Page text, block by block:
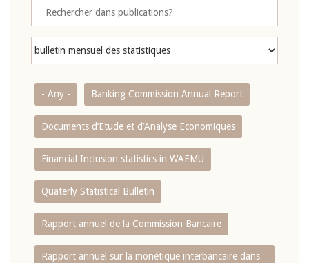
- Any - Banking Commission Annual Report
Documents d’Etude et d’Analyse Economiques
Financial Inclusion statistics in WAEMU
Quaterly Statistical Bulletin
Rapport annuel de la Commission Bancaire
Rapport annuel sur la monétique interbancaire dans